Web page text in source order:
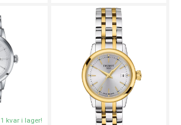
1 kvar i lager!